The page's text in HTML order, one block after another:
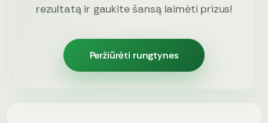
rezultatą ir gaukite šansą laimėti prizus!
Peržiūrėti rungtynes